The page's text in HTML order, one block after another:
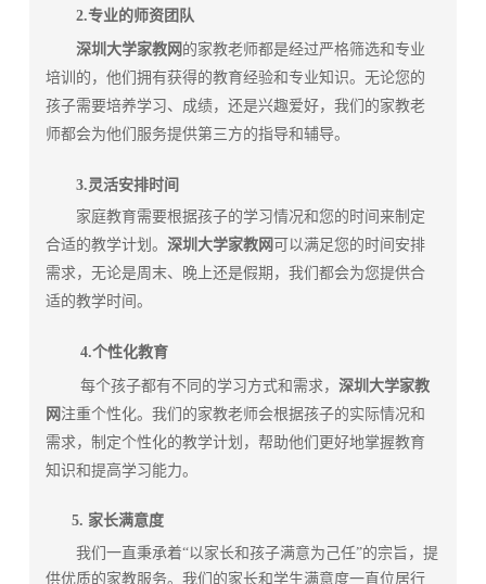
2.专业的师资团队
深圳大学家教 网 的家教老师都是经过严格筛选和专业
培训的，他们拥有获得的教育经验和专业知识。无论您的
孩子需要培养学习、成绩，还是兴趣爱好，我们的家教老
师都会为他们服务提供第三方的指导和辅导。
3.灵活安排时间
家庭教育需要根据孩子的学习情况和您的时间来制定
合适的教学计划。深圳大学家教 网 可以满足您的时间安排
需求，无论是周末、晚上还是假期，我们都会为您提供合
适的教学时间。
4.个性化教育
每个孩子都有不同的学习方式和需求，深圳大学家教
网 注重个性化。我们的家教老师会根据孩子的实际情况和
需求，制定个性化的教学计划，帮助他们更好地掌握教育
知识和提高学习能力。
5. 家长满意度
我们一直秉承着“以家长和孩子满意为己任”的宗旨，提
供优质的家教服务。我们的家长和学生满意度一直位居行